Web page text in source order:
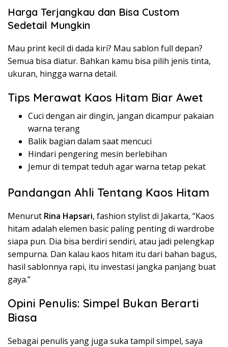
Harga Terjangkau dan Bisa Custom
Sedetail Mungkin
Mau print kecil di dada kiri? Mau sablon full depan?
Semua bisa diatur. Bahkan kamu bisa pilih jenis tinta,
ukuran, hingga warna detail.
Tips Merawat Kaos Hitam Biar Awet
Cuci dengan air dingin, jangan dicampur pakaian
warna terang
Balik bagian dalam saat mencuci
Hindari pengering mesin berlebihan
Jemur di tempat teduh agar warna tetap pekat
Pandangan Ahli Tentang Kaos Hitam
Menurut Rina Hapsari, fashion stylist di Jakarta, “Kaos
hitam adalah elemen basic paling penting di wardrobe
siapa pun. Dia bisa berdiri sendiri, atau jadi pelengkap
sempurna. Dan kalau kaos hitam itu dari bahan bagus,
hasil sablonnya rapi, itu investasi jangka panjang buat
gaya.”
Opini Penulis: Simpel Bukan Berarti
Biasa
Sebagai penulis yang juga suka tampil simpel, saya